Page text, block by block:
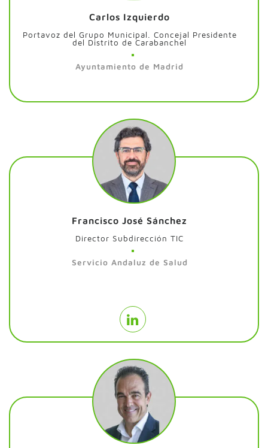
Carlos Izquierdo
Portavoz del Grupo Municipal. Concejal Presidente
del Distrito de Carabanchel
Ayuntamiento de Madrid
Francisco José Sánchez
Director Subdirección TIC
Servicio Andaluz de Salud